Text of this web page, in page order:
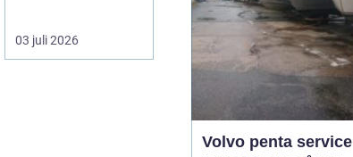
möter en gång ell...
03 juli 2026
Volvo penta service